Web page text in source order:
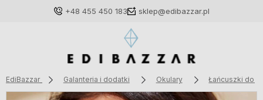
+48 455 450 183 sklep@edibazzar.pl
EdiBazzar Galanteria i dodatki Okulary Łańcuszki do